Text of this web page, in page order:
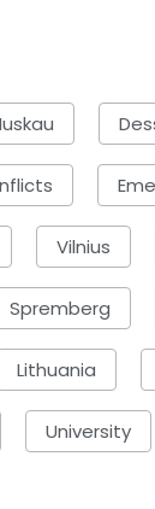
Vilnius
Spremberg
Lithuania
University